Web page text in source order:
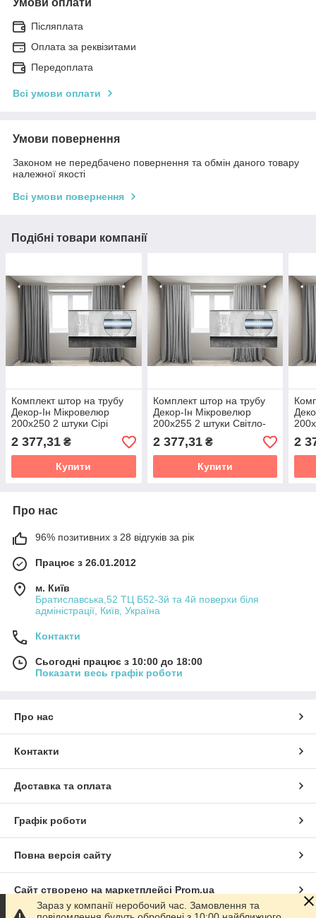
Післяплата
Оплата за реквізитами
Передоплата
Всі умови оплати
Умови повернення
Законом не передбачено повернення та обмін даного товару
належної якості
Всі умови повернення
Подібні товари компанії
Комплект штор на трубу
Декор-Ін Мікровелюр
200x250 2 штуки Сірі
2 377,31 ₴
Купити
Комплект штор на трубу
Декор-Ін Мікровелюр
200x255 2 штуки Світло-
сірі
2 377,31₴
Купити
сірі
2
Про нас
96% позитивних з 28 відгуків за рік
Працює з 26.01.2012
м. Київ
Братиславська,52 ТЦ Б52-3й та 4й поверхи біля
адміністрації, Київ, Україна
Контакти
Сьогодні працює з 10:00 до 18:00
Показати весь графік роботи
Про нас
Контакти
Доставка та оплата
Графік роботи
Повна версія сайту
Сайт створено на маркетплейсі Prom.ua
Зараз у компанії неробочий час. Замовлення та